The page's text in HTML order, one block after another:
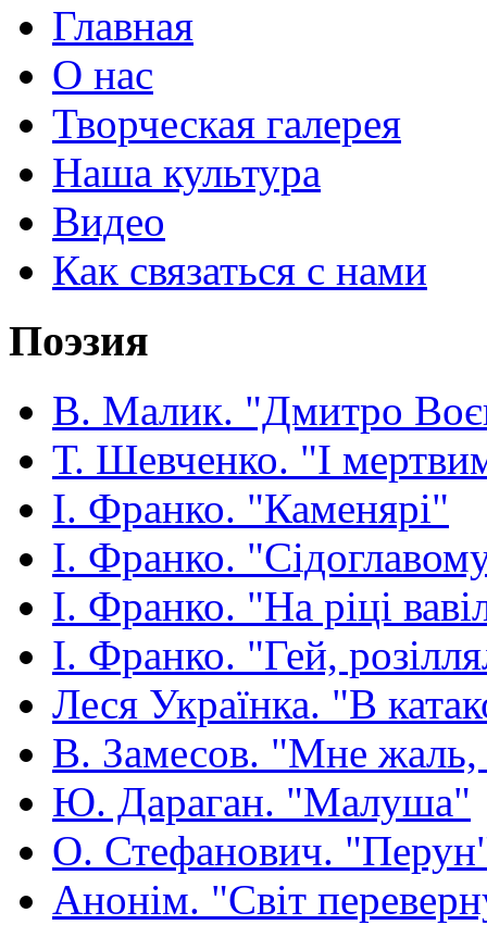
Главная
О нас
Творческая галерея
Наша культура
Видео
Как связаться с нами
Поэзия
В. Малик. "Дмитро
Т. Шевченко. "І
І. Франко. "Каменярі"
І. Франко.
І. Франко. "На ріці
І. Франко. "Гей,
Леся Українка. "В
В. Замесов. "Мне жаль,
Ю. Дараган. "Малуша"
О. Стефанович.
Анонім. "Світ